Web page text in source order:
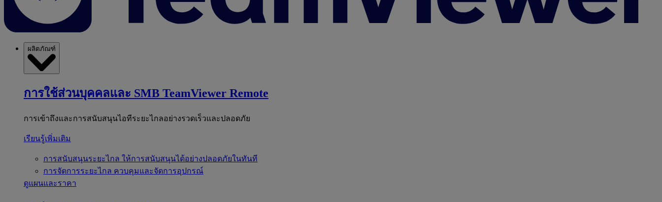
ผลิตภัณฑ์
การใช้ส่วนบุคคลและ SMB TeamViewer Remote
การเข้าถึงและการสนับสนุนไอทีระยะไกลอย่างรวดเร็วและปลอดภัย
เรียนรู้เพิ่มเติม
การสนับสนุนระยะไกล ให้การสนับสนุนได้อย่างปลอดภัยในทันที
การจัดการระยะไกล ควบคุมและจัดการอุปกรณ์
ดูแผนและราคา